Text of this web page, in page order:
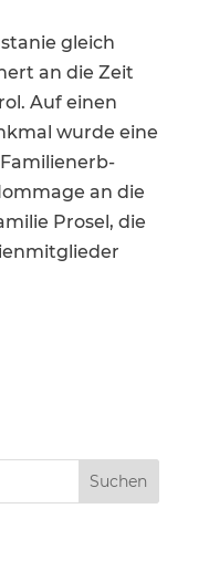
gleich
an die Zeit
Auf einen
wurde eine
Famili­en­er­b­
an die
Prosel, die